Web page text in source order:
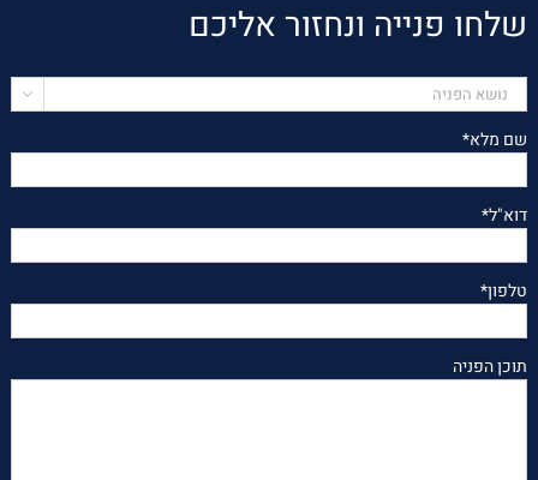
שלחו פנייה ונחזור אליכם

שם מלא*
דוא"ל*
טלפון*
תוכן הפניה